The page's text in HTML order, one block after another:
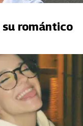
su romántico